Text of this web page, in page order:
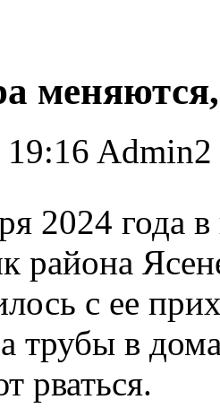
Admin2
2024 года
района
с ее
трубы в
рваться.